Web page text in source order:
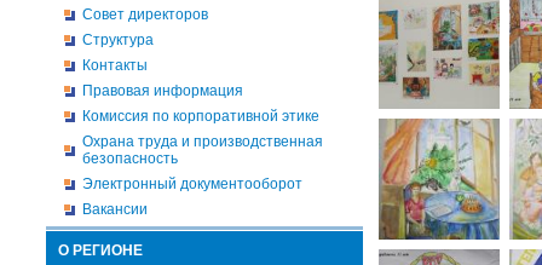
Совет директоров
Структура
Контакты
Правовая информация
Комиссия по корпоративной этике
Охрана труда и производственная
безопасность
Электронный документооборот
Вакансии
О РЕГИОНЕ